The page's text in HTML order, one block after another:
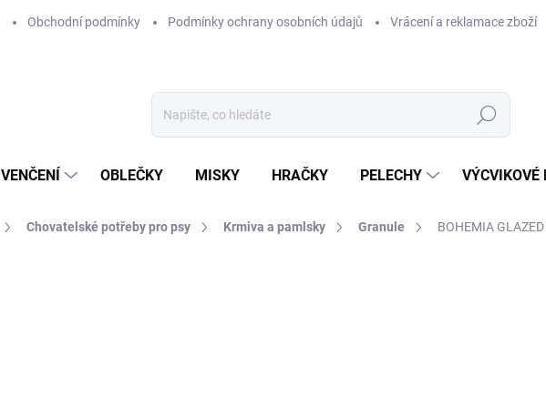
Obchodní podmínky Podmínky ochrany osobních údajů Vrácení a reklamace zboží
Hledat
VENČENÍ OBLEČKY MISKY HRAČKY PELECHY VÝCVIKOVÉ
Chovatelské potřeby pro psy Krmiva a pamlsky Granule BOHEMIA